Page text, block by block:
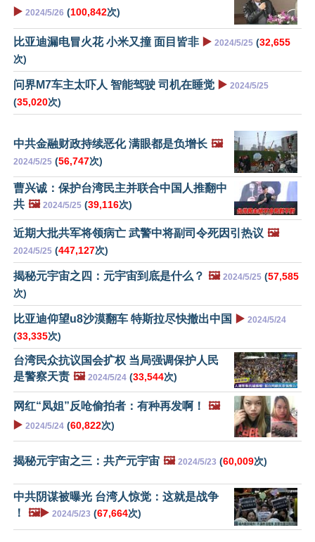
▶️ 2024/5/26 (100,842次)
比亚迪漏电冒火花 小米又撞 面目皆非 ▶️ 2024/5/25 (32,655
次)
问界M7车主太吓人 智能驾驶 司机在睡觉 ▶️ 2024/5/25
(35,020次)
中共金融财政持续恶化 满眼都是负增长 🖼️
2024/5/25 (56,747次)
曹兴诚：保护台湾民主并联合中国人推翻中
共 🖼️ 2024/5/25 (39,116次)
近期大批共军将领病亡 武警中将副司令死因引热议 🖼️
2024/5/25 (447,127次)
揭秘元宇宙之四：元宇宙到底是什么？ 🖼️ 2024/5/25 (57,585
次)
比亚迪仰望u8沙漠翻车 特斯拉尽快撤出中国 ▶️ 2024/5/24
(33,335次)
台湾民众抗议国会扩权 当局强调保护人民
是警察天责 🖼️ 2024/5/24 (33,544次)
网红“凤姐”反呛偷拍者：有种再发啊！
🖼️
▶️ 2024/5/24 (60,822次)
揭秘元宇宙之三：共产元宇宙 🖼️ 2024/5/23 (60,009次)
中共阴谋被曝光 台湾人惊觉：这就是战争
！
🖼️▶️ 2024/5/23 (67,664次)